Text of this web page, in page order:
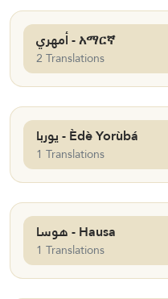
أمهري - አማርኛ
2 Translations
يوربا - Èdè Yorùbá
1 Translations
هوسا - Hausa
1 Translations